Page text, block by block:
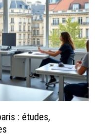
: études,